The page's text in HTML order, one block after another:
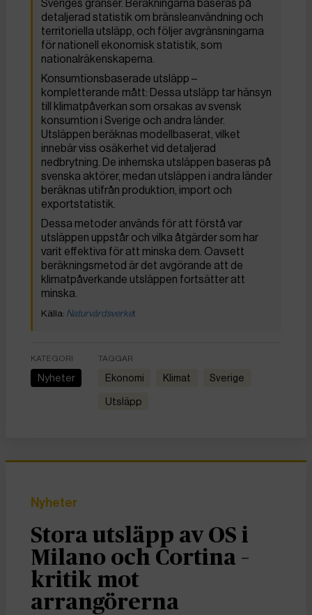
Sveriges gränser. Beräkningarna baseras på
detaljerad statistik om bränsleanvändning och
territoriella utsläpp, och följer avgränsningarna
för nationell ekonomisk statistik, som
nationalräkenskaperna.
Konsumtionsbaserade utsläpp –
kompletterande mått: Dessa utsläpp tar hänsyn
till klimatpåverkan som orsakas av svensk
konsumtion i Sverige och andra länder.
Utsläppen beräknas modellbaserat, vilket
innebär viss osäkerhet vid detaljerad
nedbrytning. De inhemska utsläppen baseras på
svenska aktörer, medan utsläppen i andra länder
beräknas utifrån produktion, import och
exportstatistik.
Dessa metoder används för att förstå var
utsläppen uppstår och vilka åtgärder som har
varit effektiva för att minska dem. Oavsett
beräkningsmetod är det avgörande att de
klimatpåverkande utsläppen fortsätter att
minska.
Naturvårdsverket
KATEGORI
Nyheter
TAGGAR
ekonomi Klimat Sverige
utsläpp
Nyheter
Stora utsläpp av OS i
Milano och Cortina –
kritik mot
arrangörerna